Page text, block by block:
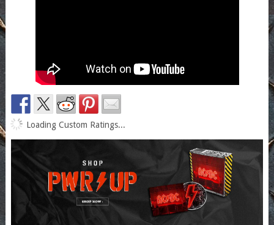
Loading Custom Ratings...